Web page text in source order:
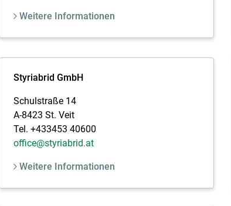
Weitere Informationen
Styriabrid GmbH
Schulstraße 14
A-8423 St. Veit
Tel. +433453 40600
office@styriabrid.at
Weitere Informationen